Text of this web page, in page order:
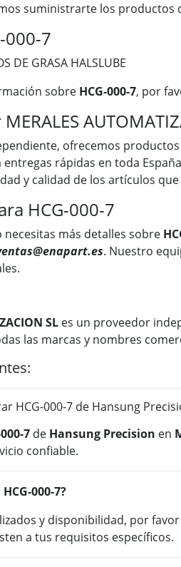
suministrarte los productos
000-7
DE GRASA HALSLUBE
sobre HCG-000-7, por
ofrecemos
rápidas en toda
y calidad de los artículos
HCG-000-7
más detalles sobre
. Nuestro
SL es un proveedor
las marcas y nombres
HCG-000-7 de Hansung
7 de Hansung Precision en
confiable.
000-7?
y disponibilidad, por
a tus requisitos específicos.